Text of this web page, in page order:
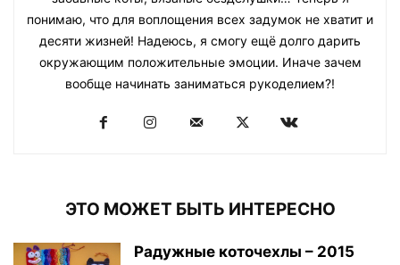
понимаю, что для воплощения всех задумок не хватит и
десяти жизней! Надеюсь, я смогу ещё долго дарить
окружающим положительные эмоции. Иначе зачем
вообще начинать заниматься рукоделием?!
ЭТО МОЖЕТ БЫТЬ ИНТЕРЕСНО
Радужные коточехлы – 2015